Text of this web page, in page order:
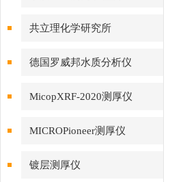
共立理化学研究所
德国罗威邦水质分析仪
MicopXRF-2020测厚仪
MICROPioneer测厚仪
镀层测厚仪